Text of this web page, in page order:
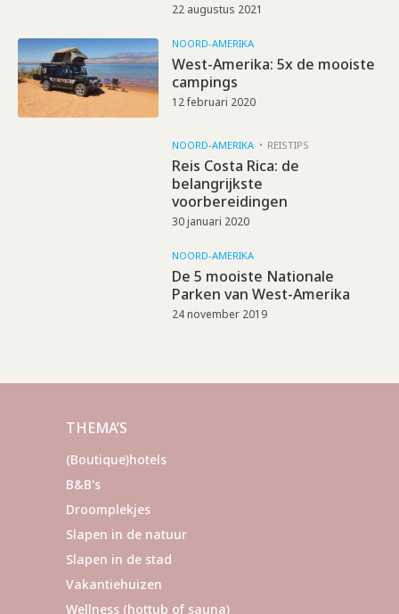
22 augustus 2021
NOORD-AMERIKA
West-Amerika: 5x de mooiste
campings
12 februari 2020
NOORD-AMERIKA REISTIPS
Reis Costa Rica: de
belangrijkste
voorbereidingen
30 januari 2020
NOORD-AMERIKA
De 5 mooiste Nationale
Parken van West-Amerika
24 november 2019
THEMA’S
(Boutique)hotels
B&B's
Droomplekjes
Slapen in de natuur
Slapen in de stad
Vakantiehuizen
Wellness (hottub of sauna)